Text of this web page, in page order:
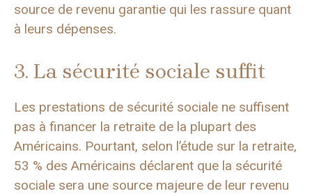
source de revenu garantie qui les rassure quant
à leurs dépenses.
3. La sécurité sociale suffit
Les prestations de sécurité sociale ne suffisent
pas à financer la retraite de la plupart des
Américains. Pourtant, selon l’étude sur la retraite,
53 % des Américains déclarent que la sécurité
sociale sera une source majeure de leur revenu